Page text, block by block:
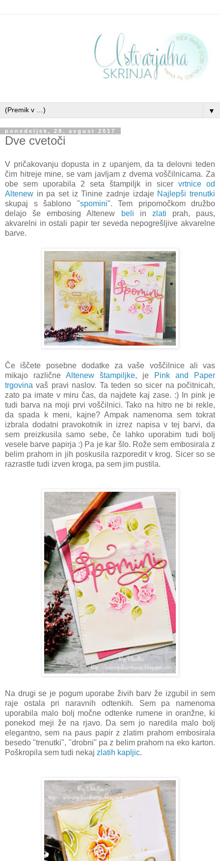
▼
ponedeljek, 28. avgust 2017
Dve cvetoči
V pričakovanju dopusta in z upanjem, da ta delovni teden
čim hitreje mine, se vam javljam z dvema voščilnicama. Za
obe sem uporabila 2 seta štampiljk in sicer vrtnice od
Altenew in pa set iz Tinine zadnje izdaje Najlepši trenutki
skupaj s šablono "spomini". Tem pripomočkom družbo
delajo še embosing Altenew
beli in zlati prah, paus,
akvarelni in ostali papir ter seveda nepogrešljive akvarelne
barve.
Če iščete posebne dodatke za vaše voščilnice ali vas
mikajo različne Altenew štampiljke, je
Pink and Paper
trgovina vaš pravi naslov. Ta teden so sicer na počitnicah,
zato pa imate v miru čas, da najdete kaj zase. :) In pink je
tudi barva na moji prvi voščilnici. Tako na hitro ne bi rekle,
da spada k meni, kajne? Ampak namenoma sem tokrat
izbrala dodatni pravokotnik in izrez napisa v tej barvi, da
sem preizkusila samo sebe, če lahko uporabim tudi bolj
vesele barve papirja :) Pa je kar šlo. Rože sem embosirala z
belim prahom in jih poskusila razporedit v krog. Sicer so se
razrastle tudi izven kroga, pa sem jim pustila.
Na drugi se je pogum uporabe živih barv že izgubil in sem
raje ostala pri naravnih odtenkih. Sem pa namenoma
uporabila malo bolj močne odtenke rumene in oranžne, ki
ponekod meji že na rjavo. Da sem jo naredila malo bolj
elegantno, sem na paus papir z zlatim prahom embosirala
besedo "trenutki", "drobni" pa z belim prahom na eko karton.
Poškropila sem tudi nekaj zlatih kapljic.